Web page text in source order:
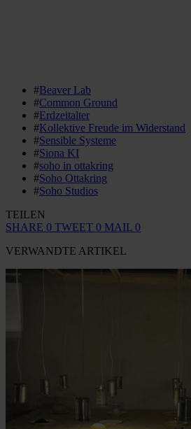
#Beaver Lab
#Common Ground
#Erdzeitalter
#Kollektive Freude im Widerstand
#Sensible Systeme
#Siona KI
#soho in ottakring
#Soho Ottakring
#Soho Studios
TEILEN
SHARE 0 TWEET 0 MAIL 0
VERWANDTE ARTIKEL